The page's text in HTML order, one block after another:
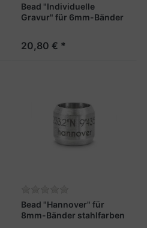
Bead "Individuelle
Gravur" für 6mm-Bänder
20,80 € *
Bead "Hannover" für
8mm-Bänder stahlfarben